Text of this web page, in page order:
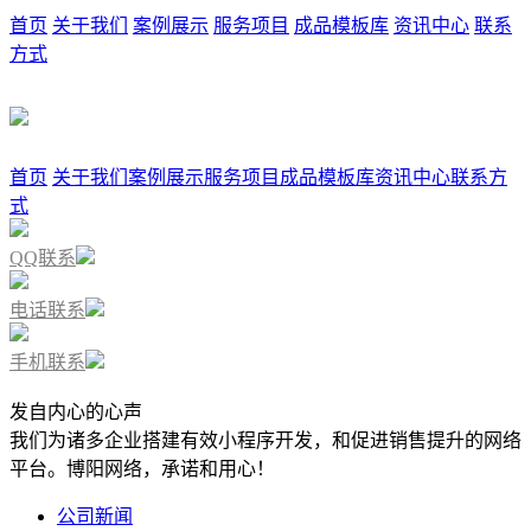
首页 关于我们 案例展示 服务项目 成品模板库 资讯中心 联系
方式
首页 关于我们 案例展示服务项目 成品模板库资讯中心联系方
式
QQ联系
电话联系
手机联系
发自内心的心声
我们为诸多企业搭建有效小程序开发，和促进销售提升的网络
平台。博阳网络，承诺和用心！
公司新闻